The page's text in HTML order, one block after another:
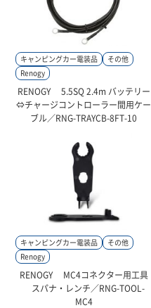
キャンピングカー電装品
その他
Renogy
RENOGY 5.5SQ 2.4m バッテリー
⇔チャージコントローラー間用ケー
ブル／RNG-TRAYCB-8FT-10
キャンピングカー電装品
その他
Renogy
RENOGY MC4コネクター用工具
スパナ・レンチ／RNG-TOOL-
MC4